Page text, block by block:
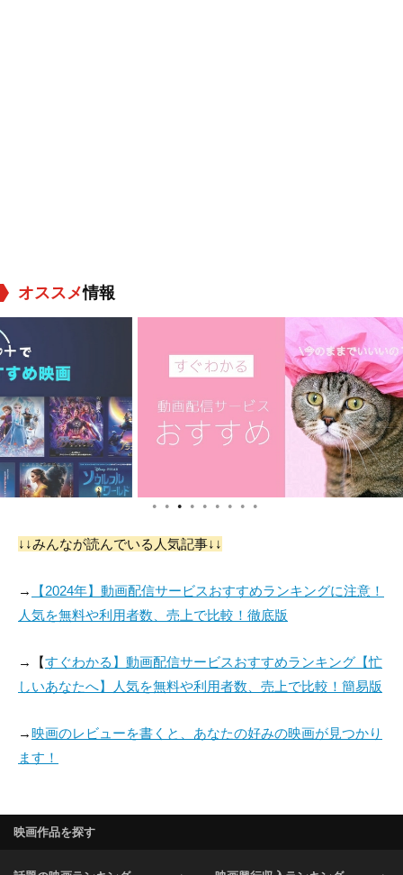
オススメ情報
● ● ● ● ● ● ● ● ●
↓↓みんなが読んでいる人気記事↓↓
→
【2024年】動画配信サービスおすすめランキングに注意！
人気を無料や利用者数、売上で比較！徹底版
→【すぐわかる】動画配信サービスおすすめランキング【忙
しいあなたへ】人気を無料や利用者数、売上で比較！簡易版
→映画のレビューを書くと、あなたの好みの映画が見つかり
ます！
映画作品を探す